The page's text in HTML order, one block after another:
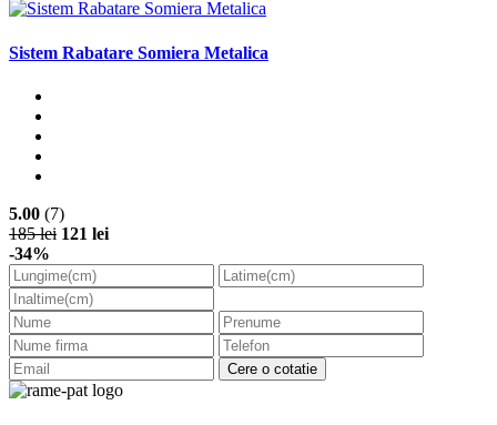
Sistem Rabatare Somiera Metalica
5.00 (7)
185 lei 121 lei
-34%
Cere o cotatie